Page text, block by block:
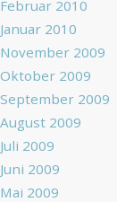
Februar 2010
Januar 2010
November 2009
Oktober 2009
September 2009
August 2009
Juli 2009
Juni 2009
Mai 2009